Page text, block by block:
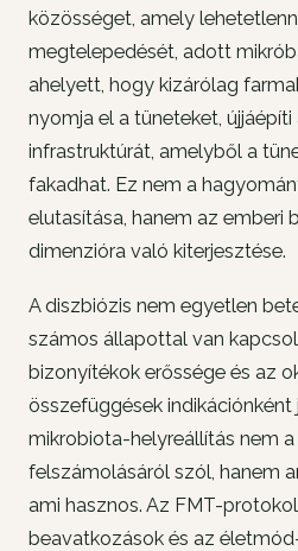
közösséget, amely
megtelepedését, adott
ahelyett, hogy kizárólag
nyomja el a tüneteket,
infrastruktúrát, amelyből a
fakadhat. Ez nem a
elutasítása, hanem az emberi
dimenzióra való kiterjesztése.
A diszbiózis nem egyetlen
számos állapottal van
bizonyítékok erőssége és az
összefüggések indikációnként
mikrobiota-helyreállítás nem
felszámolásáról szól, hanem
ami hasznos. Az FMT-
beavatkozások és az